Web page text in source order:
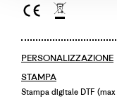
PERSONALIZZAZIONE
STAMPA
Stampa digitale DTF